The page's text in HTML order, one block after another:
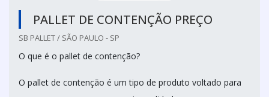
PALLET DE CONTENÇÃO PREÇO
SB PALLET / SÃO PAULO - SP
O que é o pallet de contenção?
O pallet de contenção é um tipo de produto voltado para